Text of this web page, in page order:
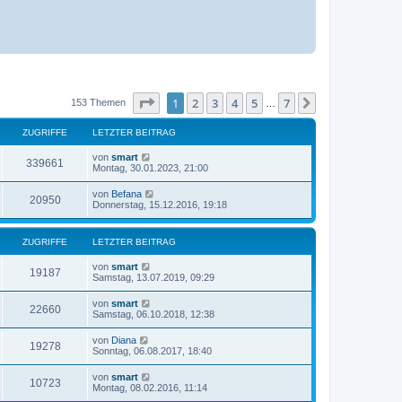
153 Themen Seite von7
1 2 3 4 5 7
ZUGRIFFE LETZTER BEITRAG
339661
u
r
i
e
L
e
t
e
r
B
e
i
t
r
g
von smart
Montag, 30.01.2023, 21:00
20950Z
u
g
r
i
f
f
e
L
e
z
e
r
B
e
i
t
r
von Befana
Donnerstag, 15.12.2016, 19:18
ZUGRIFFE LETZTER BEITRAG
19187Z
u
r
i
f
L
e
t
e
r
B
e
i
t
r
a
von smart
Samstag, 13.07.2019, 09:29
22660Z
u
r
L
e
t
e
r
B
e
i
von smart
Samstag, 06.10.2018, 12:38
19278Z
u
L
e
t
e
von Diana
Sonntag, 06.08.2017, 18:40
10723Z
L
e
von smart
Montag, 08.02.2016, 11:14